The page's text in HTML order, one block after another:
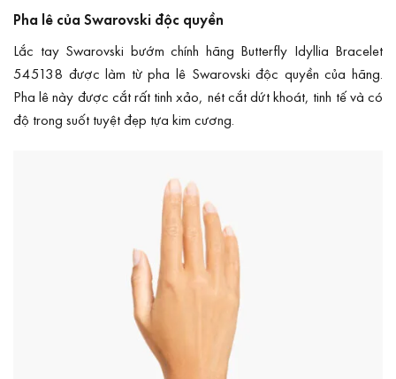
Pha lê của Swarovski độc quyền
Lắc tay Swarovski bướm chính hãng Butterfly Idyllia Bracelet
545138 được làm từ pha lê Swarovski độc quyền của hãng.
Pha lê này được cắt rất tinh xảo, nét cắt dứt khoát, tinh tế và có
độ trong suốt tuyệt đẹp tựa kim cương.